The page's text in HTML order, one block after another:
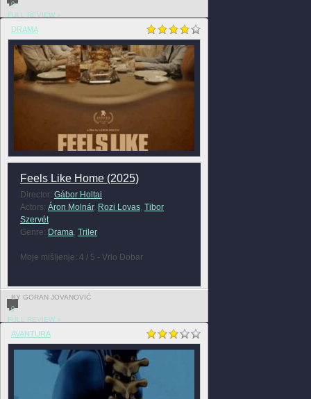
0
FULL REVIEW »
DRAMA
Feels Like Home (2025)
Director: Gábor Holtai
Actors: Áron Molnár, Rozi Lovas, Tibor
Szervét
Genre: Drama, Triler
Moje mišljenje: 4 / 5 - Vrlo Dobar
BY GORAN JOVANOVIĆ
0
FULL REVIEW »
AVANTURA